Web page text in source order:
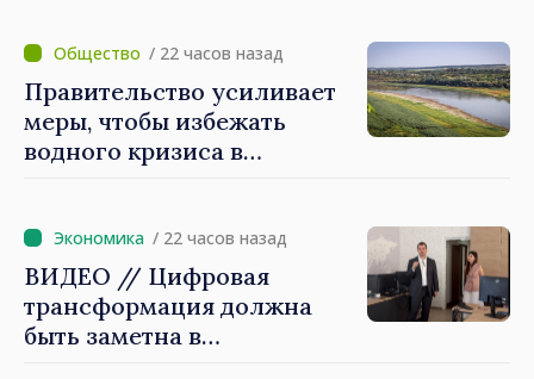
/ 22 часов назад
Правительство усиливает
меры, чтобы избежать
водного кризиса в
/ 22 часов назад
ВИДЕО // Цифровая
трансформация должна
быть заметна в